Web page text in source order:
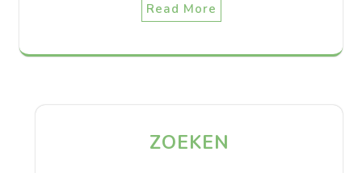
Read More
ZOEKEN